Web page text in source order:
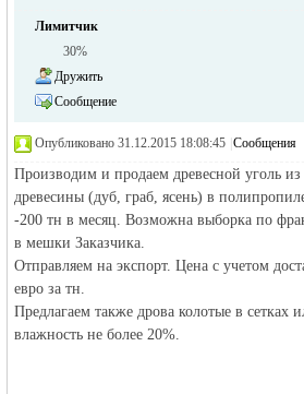
жизнь и
объявления в
Лимитчик
30%
Дружить
Сообщение
Опубликовано 31.12.2015 18:08:45 Сообщения
Производим и продаем древесной уголь
древесины (дуб, граб, ясень) в
-200 тн в месяц. Возможна выборка по
в мешки Заказчика.
Отправляем на экспорт. Цена с учетом
евро за тн.
Предлагаем также дрова колотые в сетках
влажность не более 20%.